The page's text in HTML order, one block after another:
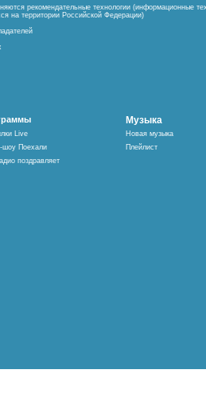
рекомендательные технологии (информационные
на территории Российской Федерации)
Live
шоу Поехали
поздравляет
Музыка
Новая музыка
Плейлист